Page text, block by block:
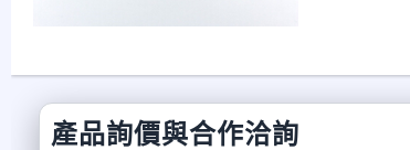
產品詢價與合作洽詢